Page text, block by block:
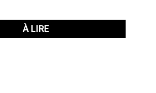
À LIRE